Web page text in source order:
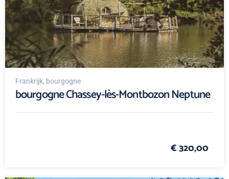
Frankrijk, bourgogne
bourgogne Chassey-lès-Montbozon Neptune
€ 320,00